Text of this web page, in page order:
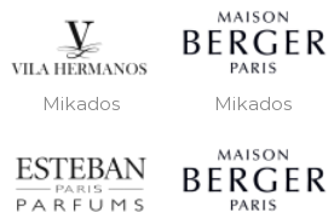
Mikados Mikados